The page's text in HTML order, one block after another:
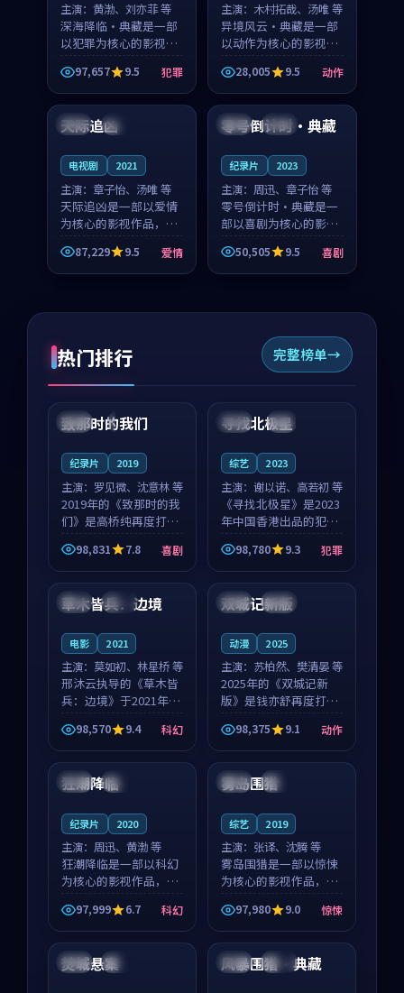
主演： 黄渤、刘亦菲 等
深海降临·典藏是一部
以犯罪为核心的影视作
品，围绕危机、反转与
人物成长展开，整体节
奏紧凑，值得推荐观
看。
97,657 9.5 犯罪
主演： 木村拓哉、汤唯 等
异境风云·典藏是一部
以动作为核心的影视作
品，围绕危机、反转与
人物成长展开，整体节
奏紧凑，值得推荐观
看。
28,005 9.5 动作
英国 院线
天际追凶
电视剧 2021
主演： 章子怡、汤唯 等
天际追凶是一部以爱情
为核心的影视作品，围
绕危机、反转与人物成
长展开，整体节奏紧
凑，值得推荐观看。
87,229 9.5 爱情
美国 高分
零号倒计时·典藏
纪录片 2023
主演： 周迅、章子怡 等
零号倒计时·典藏是一
部以喜剧为核心的影视
作品，围绕危机、反转
与人物成长展开，整体
节奏紧凑，值得推荐观
50,505 9.5 喜剧
热门排行 完整榜单
中国 4K
99:22
致那时的我们
纪录片 2019
主演： 罗见微、沈意林 等
2019年的《致那时的我
们》是高桥纯再度打磨
的喜剧佳作。中国大陆
的取景与都市寓言的氛
围相互成就，罗见微与
沈意林的对手戏自然克
制，让整部影片在悬
98,831 7.8 喜剧
中国 4K
99:18
寻找北极星
综艺 2023
主演： 谢以诺、高若初 等
《寻找北极星》是2023
年中国香港出品的犯罪
新作，主创团队希望用
公路冒险的故事让观众
停下来想一想。谢以诺
领衔，高若初担任重要
角色，戚南柯的叙事
98,780 9.3 犯罪
泰国 独播
草木皆兵：边境
电影 2021
主演： 莫如初、林星桥 等
邢沐云执导的《草木皆
兵：边境》于2021年面
世，泰国的城市气质与
校园青春的人物心境共
同构筑了影片基调。莫
如初、林星桥用细腻的
表演撑起整部科幻电
98,570 9.4 科幻
中国 独播
双城记新版
动漫 2025
主演： 苏柏然、樊清晏 等
2025年的《双城记新
版》是钱亦舒再度打磨
的动作佳作。中国大陆
的取景与沙漠探险的氛
围相互成就，苏柏然与
樊清晏的对手戏自然克
制，让整部影片在悬念
98,375 9.1 动作
韩国 热播
狂潮降临
纪录片 2020
主演： 周迅、黄渤 等
狂潮降临是一部以科幻
为核心的影视作品，围
绕危机、反转与人物成
长展开，整体节奏紧
凑，值得推荐观看。
97,999 6.7 科幻
美国 杜比
雾岛围猎
综艺 2019
主演： 张译、沈腾 等
雾岛围猎是一部以惊悚
为核心的影视作品，围
绕危机、反转与人物成
长展开，整体节奏紧
凑，值得推荐观看。
97,980 9.0 惊悚
韩国 杜比
焚城悬案 中国 完结
风暴围猎·典藏